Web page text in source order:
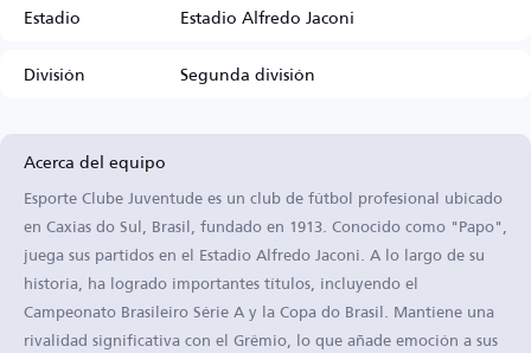
Estadio
Estadio Alfredo Jaconi
División
Segunda división
Acerca del equipo
Esporte Clube Juventude es un club de fútbol profesional ubicado
en Caxias do Sul, Brasil, fundado en 1913. Conocido como "Papo",
juega sus partidos en el Estadio Alfredo Jaconi. A lo largo de su
historia, ha logrado importantes títulos, incluyendo el
Campeonato Brasileiro Série A y la Copa do Brasil. Mantiene una
rivalidad significativa con el Grêmio, lo que añade emoción a sus